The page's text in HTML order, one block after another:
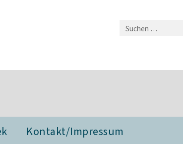
Kontakt/Impressum